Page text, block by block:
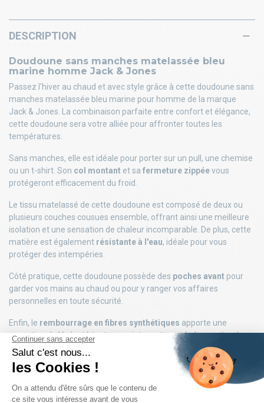
DESCRIPTION
Doudoune sans manches matelassée bleu
marine homme Jack & Jones
Passez l'hiver au chaud et avec style grâce à cette doudoune sans
manches matelassée bleu marine pour homme de la marque
Jack & Jones. La combinaison parfaite entre confort et élégance,
cette doudoune sera votre alliée pour affronter toutes les
températures.
Sans manches, elle est idéale pour porter sur un pull, une chemise
ou un t-shirt. Son col montant et sa fermeture zippéevous
protégeront efficacement du froid.
Le tissu matelassé de cette doudoune est composé de deux ou
plusieurs couches cousues ensemble, offrant ainsi une meilleure
isolation et une sensation de chaleur incomparable. De plus, cette
matière est également résistante à l'eau, idéale pour vous
protéger des intempéries.
Côté pratique, cette doudoune possède des poches avant pour
garder vos mains au chaud ou pour y ranger vos affaires
personnelles en toute sécurité.
Enfin, le rembourrage en fibres synthétiques apporte une
sensation de légèreté tout en maintenant une chaleur optimale.
Optez pour cette doudoune sans manches matelassée bleu
marine de Jack & Jones et faites face au froid avec style et